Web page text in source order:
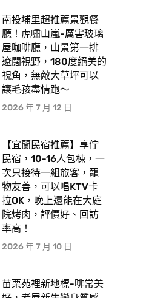
南投埔里超推薦景觀餐
廳！虎嘯山嵐-厲害玻璃
屋咖啡廳，山景第一排
遼闊視野，180度絕美的
視角，無敵大草坪可以
讓毛孩盡情跑〜
2026 年 7 月 12 日
【宜蘭民宿推薦】享佇
民宿，10-16人包棟，一
次只接待一組旅客，寵
物友善，可以唱KTV卡
拉OK，晚上還能在大庭
院烤肉，評價好、回訪
率高！
2026 年 7 月 10 日
苗栗苑裡新地標-啡常美